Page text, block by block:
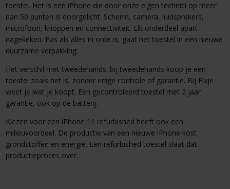
toestel. Het is een iPhone die door onze eigen technici op meer
dan 50 punten is doorgelicht. Scherm, camera, luidsprekers,
microfoon, knoppen en connectiviteit. Elk onderdeel apart
nagekeken. Pas als alles in orde is, gaat het toestel in een nieuwe
duurzame verpakking.
Het verschil met tweedehands: bij tweedehands koop je een
toestel zoals het is, zonder enige controle of garantie. Bij Fixje
weet je wat je koopt. Een gecontroleerd toestel met 2 jaar
garantie, ook op de batterij.
Kiezen voor een iPhone 11 refurbished heeft ook een
milieuvoordeel. De productie van een nieuwe iPhone kost
grondstoffen en energie. Een refurbished toestel slaat dat
productieproces over.